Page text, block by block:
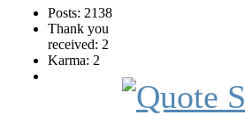
Posts: 2138
Thank you
received: 2
Karma: 2